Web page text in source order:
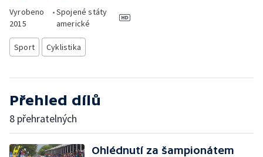
Vyrobeno
2015
•Spojené státy
americké
Sport Cyklistika
Přehled dílů
8 přehratelných
Ohlédnutí za šampionátem